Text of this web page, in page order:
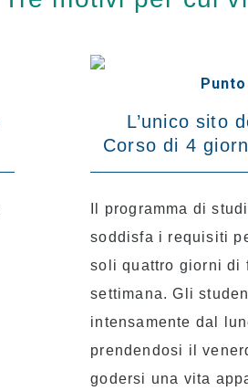
L’unico sito
Corso di 4
Il programma di
soddisfa i requisiti
soli quattro giorni di
settimana. Gli
intensamente dal
prendendosi il
godersi una vita